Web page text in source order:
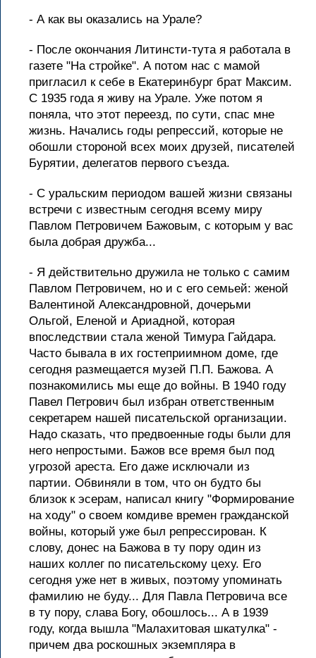
- А как вы оказались на Урале?
- После окончания Литинсти-тута я работала в
газете "На стройке". А потом нас с мамой
пригласил к себе в Екатеринбург брат Максим.
С 1935 года я живу на Урале. Уже потом я
поняла, что этот переезд, по сути, спас мне
жизнь. Начались годы репрессий, которые не
обошли стороной всех моих друзей, писателей
Бурятии, делегатов первого съезда.
- С уральским периодом вашей жизни связаны
встречи с известным сегодня всему миру
Павлом Петровичем Бажовым, с которым у вас
была добрая дружба...
- Я действительно дружила не только с самим
Павлом Петровичем, но и с его семьей: женой
Валентиной Александровной, дочерьми
Ольгой, Еленой и Ариадной, которая
впоследствии стала женой Тимура Гайдара.
Часто бывала в их гостеприимном доме, где
сегодня размещается музей П.П. Бажова. А
познакомились мы еще до войны. В 1940 году
Павел Петрович был избран ответственным
секретарем нашей писательской организации.
Надо сказать, что предвоенные годы были для
него непростыми. Бажов все время был под
угрозой ареста. Его даже исключали из
партии. Обвиняли в том, что он будто бы
близок к эсерам, написал книгу "Формирование
на ходу" о своем комдиве времен гражданской
войны, который уже был репрессирован. К
слову, донес на Бажова в ту пору один из
наших коллег по писательскому цеху. Его
сегодня уже нет в живых, поэтому упоминать
фамилию не буду... Для Павла Петровича все
в ту пору, слава Богу, обошлось... А в 1939
году, когда вышла "Малахитовая шкатулка" -
причем два роскошных экземпляра в